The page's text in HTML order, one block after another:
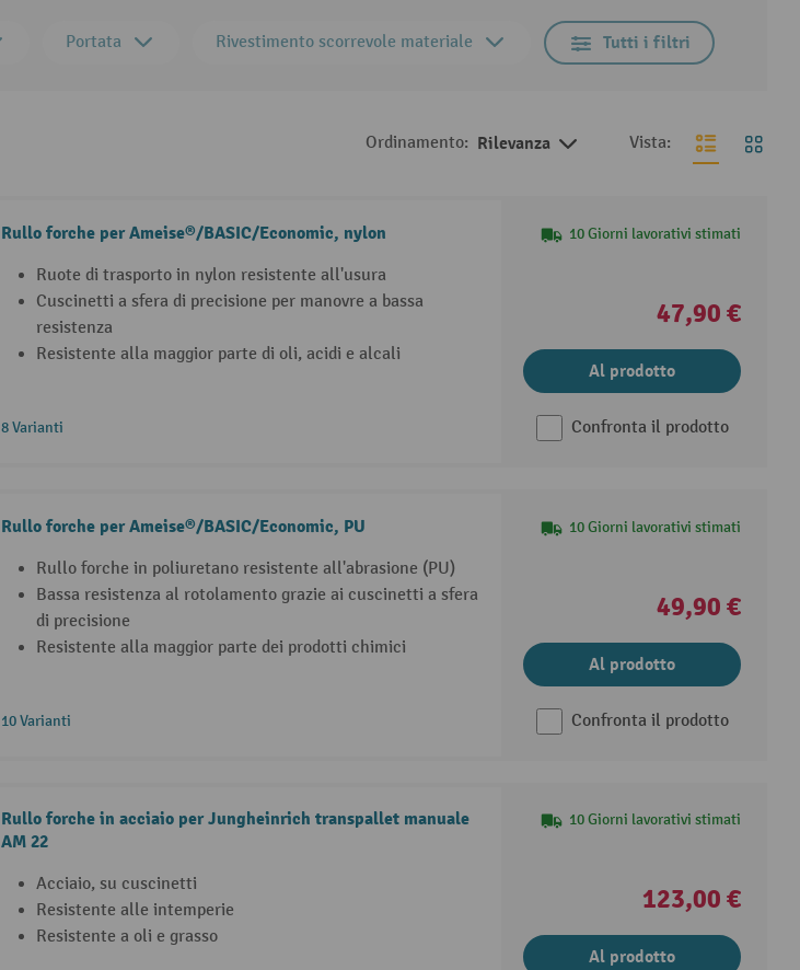
Portata Rivestimento scorrevole materiale Tutti i filtri
Ordinamento: Rilevanza Vista:
Rullo forche per Ameise®/BASIC/Economic, nylon
Ruote di trasporto in nylon resistente all'usura
Cuscinetti a sfera di precisione per manovre a bassa
resistenza
Resistente alla maggior parte di oli, acidi e alcali
8 Varianti
10 Giorni lavorativi stimati
47,90 €
Al prodotto
Confronta il prodotto
Rullo forche per Ameise®/BASIC/Economic, PU
Rullo forche in poliuretano resistente all'abrasione (PU)
Bassa resistenza al rotolamento grazie ai cuscinetti a sfera
di precisione
Resistente alla maggior parte dei prodotti chimici
10 Varianti
10 Giorni lavorativi stimati
49,90 €
Al prodotto
Confronta il prodotto
Rullo forche in acciaio per Jungheinrich transpallet manuale
AM 22
Acciaio, su cuscinetti
Resistente alle intemperie
Resistente a oli e grasso
10 Giorni lavorativi stimati
123,00 €
Al prodotto